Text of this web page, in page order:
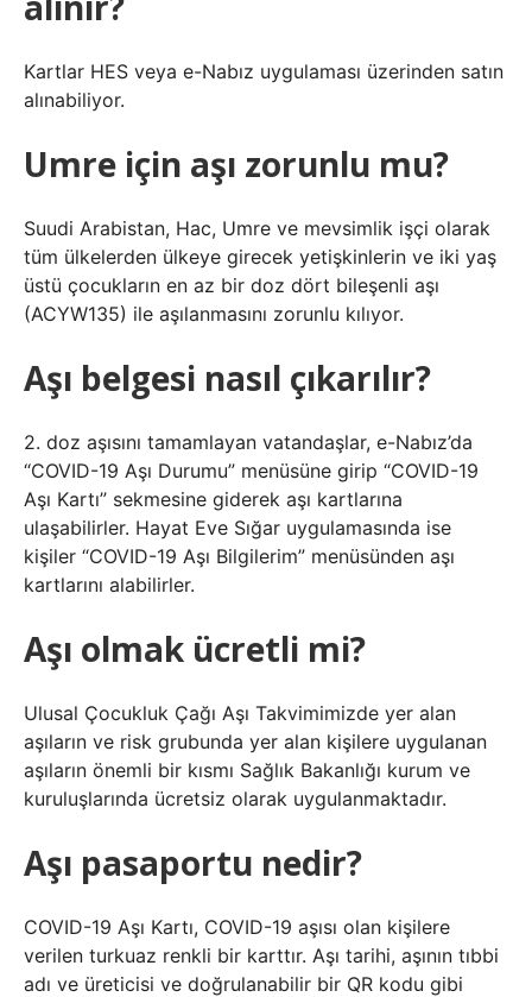
Kartlar HES veya e-Nabız uygulaması üzerinden satın
alınabiliyor.
Umre için aşı zorunlu mu?
Suudi Arabistan, Hac, Umre ve mevsimlik işçi olarak
tüm ülkelerden ülkeye girecek yetişkinlerin ve iki yaş
üstü çocukların en az bir doz dört bileşenli aşı
(ACYW135) ile aşılanmasını zorunlu kılıyor.
Aşı belgesi nasıl çıkarılır?
2. doz aşısını tamamlayan vatandaşlar, e-Nabız’da
“COVID-19 Aşı Durumu” menüsüne girip “COVID-19
Aşı Kartı” sekmesine giderek aşı kartlarına
ulaşabilirler. Hayat Eve Sığar uygulamasında ise
kişiler “COVID-19 Aşı Bilgilerim” menüsünden aşı
kartlarını alabilirler.
Aşı olmak ücretli mi?
Ulusal Çocukluk Çağı Aşı Takvimimizde yer alan
aşıların ve risk grubunda yer alan kişilere uygulanan
aşıların önemli bir kısmı Sağlık Bakanlığı kurum ve
kuruluşlarında ücretsiz olarak uygulanmaktadır.
Aşı pasaportu nedir?
COVID-19 Aşı Kartı, COVID-19 aşısı olan kişilere
verilen turkuaz renkli bir karttır. Aşı tarihi, aşının tıbbi
adı ve üreticisi ve doğrulanabilir bir QR kodu gibi